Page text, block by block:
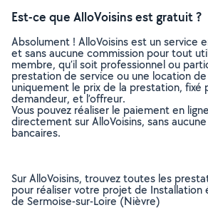
Est-ce que AlloVoisins est gratuit ?
Absolument ! AlloVoisins est un service
et sans aucune commission pour tout
membre, qu’il soit professionnel ou
prestation de service ou une location
uniquement le prix de la prestation, fixé
demandeur, et l’offreur.
Vous pouvez réaliser le paiement en
directement sur AlloVoisins, sans
bancaires.
Sur AlloVoisins, trouvez toutes les
pour réaliser votre projet de Installation
de Sermoise-sur-Loire (Nièvre)